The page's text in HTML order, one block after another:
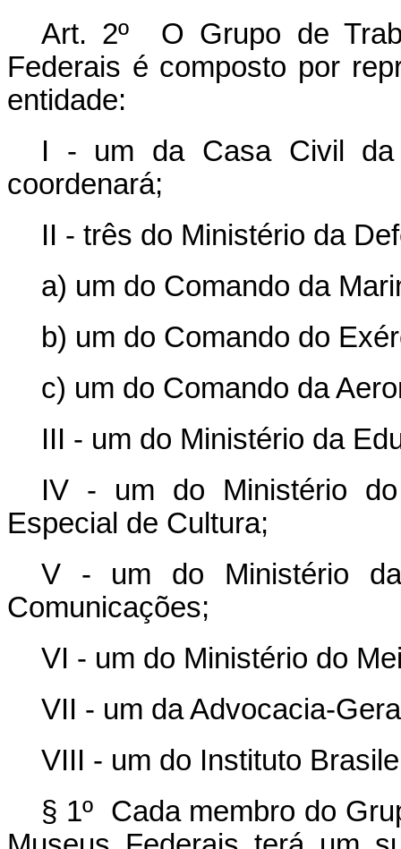
Art. 2º O Grupo de
Federais é composto por
entidade:
I - um da Casa Civil da
coordenará;
II - três do Ministério da
a) um do Comando da
b) um do Comando do
c) um do Comando da
III - um do Ministério da
IV - um do Ministério
Especial de Cultura;
V - um do Ministério da
Comunicações;
VI - um do Ministério do
VII - um da Advocacia-
VIII - um do Instituto
§ 1º Cada membro do